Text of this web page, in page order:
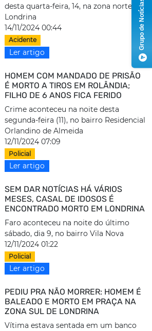
desta quarta-feira, 14, na zona norte de
Londrina
14/11/2024 00:44
Acidente
Ler artigo
HOMEM COM MANDADO DE PRISÃO
É MORTO A TIROS EM ROLÂNDIA;
FILHO DE 6 ANOS FICA FERIDO
Crime aconteceu na noite desta
segunda-feira (11), no bairro Residencial
Orlandino de Almeida
12/11/2024 07:09
Policial
Ler artigo
SEM DAR NOTÍCIAS HÁ VÁRIOS
MESES, CASAL DE IDOSOS É
ENCONTRADO MORTO EM LONDRINA
Faro aconteceu na noite do último
sábado, dia 9, no bairro Vila Nova
12/11/2024 01:22
Policial
Ler artigo
PEDIU PRA NÃO MORRER: HOMEM É
BALEADO E MORTO EM PRAÇA NA
ZONA SUL DE LONDRINA
Vítima estava sentada em um banco
Grupo de Notícias